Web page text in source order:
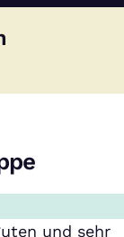
und sehr